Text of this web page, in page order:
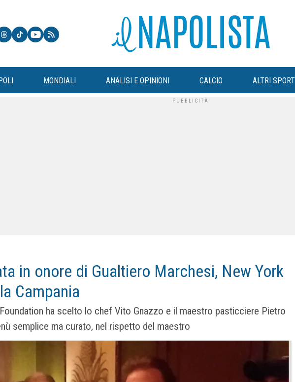
MONDIALI ANALISI E OPINIONI CALCIO ALTRI SPORT
in onore di Gualtiero Marchesi, New York
Campania
ha scelto lo chef Vito Gnazzo e il maestro pasticciere Pietro
semplice ma curato, nel rispetto del maestro